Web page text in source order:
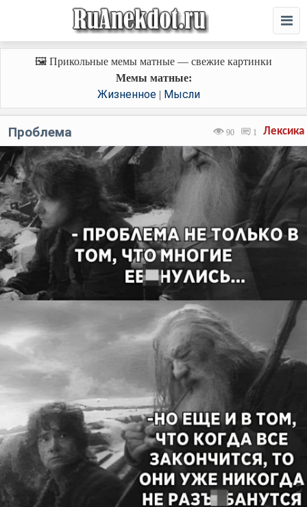
🖼️ Прикольные мемы матные — свежие картинки
Мемы матные:
Жизненное| Мысли
Лексика
90 1
Проблема